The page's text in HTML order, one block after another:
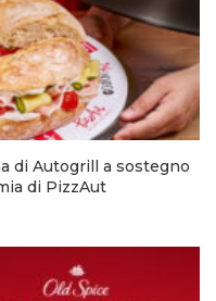
di Autogrill a sostegno
di PizzAut